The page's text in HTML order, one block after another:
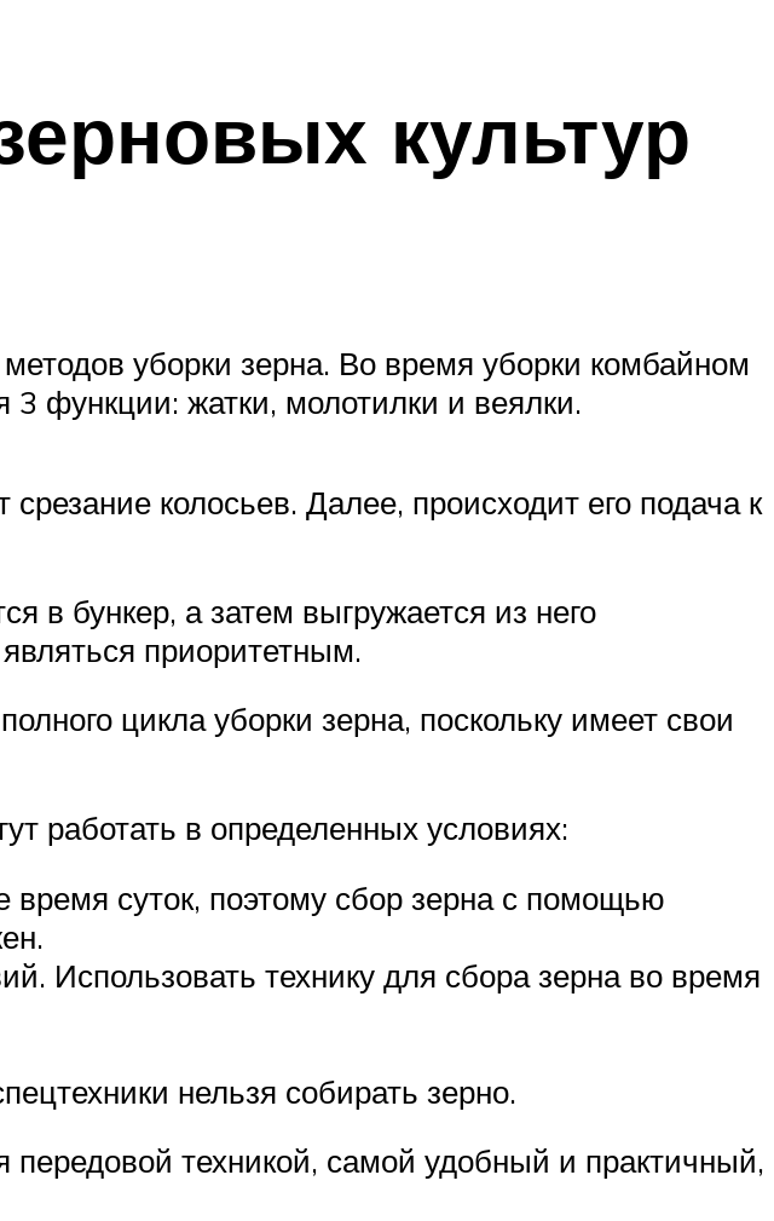
культур
уборки зерна. Во время уборки комбайном
3 функции: жатки, молотилки и веялки.
колосьев. Далее, происходит его подача к
в бункер, а затем выгружается из него
приоритетным.
цикла уборки зерна, поскольку имеет свои
работать в определенных условиях:
время суток, поэтому сбор зерна с помощью
Использовать технику для сбора зерна во время
нельзя собирать зерно.
техникой, самой удобный и практичный,